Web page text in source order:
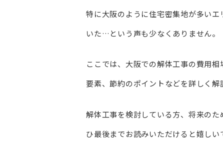
特に大阪のように住宅密集地が多い
いた…という声も少なくありません。
ここでは、大阪での解体工事の費用
要素、節約のポイントなどを詳しく解
解体工事を検討している方、将来の
ひ最後までお読みいただけると嬉しい